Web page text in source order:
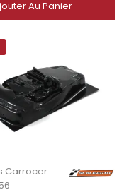
Au Panier
Accesorios Carrocería